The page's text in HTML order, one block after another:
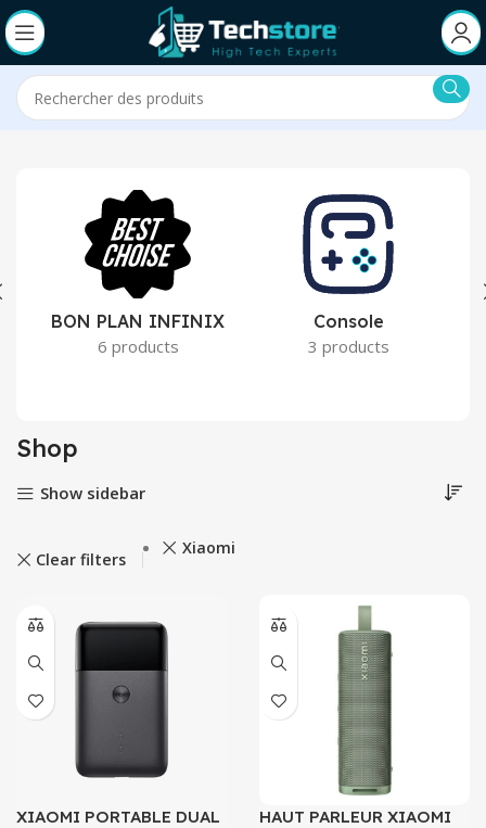
BON PLAN INFINIX
6 products
Console
3 products
Shop
Show sidebar
Clear filters
Xiaomi
XIAOMI PORTABLE DUAL
HAUT PARLEUR XIAOMI